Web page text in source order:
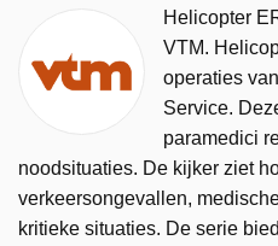
Helicopter
VTM.
operaties
Service.
paramedici
noodsituaties. De kijker ziet
verkeersongevallen,
kritieke situaties. De serie